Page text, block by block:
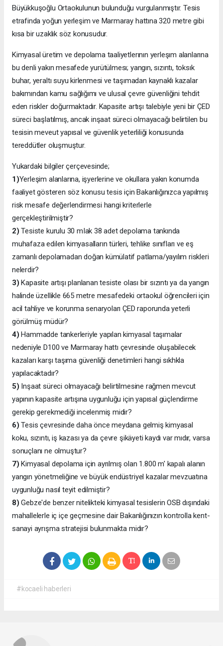
Büyükkuşoğlu Ortaokulunun bulunduğu vurgulanmıştır. Tesis
etrafinda yoğun yerleşim ve Marmaray hattına 320 metre gibi
kısa bir uzaklık söz konusudur.
Kimyasal üretim ve depolama taaliyetlerının yerleşım alanlarına
bu denli yakın mesafede yurütülmesı; yangın, sızıntı, toksık
buhar, yeraltı suyu kirlenmesi ve taşımadan kaynaklı kazalar
bakımından kamu sağlığımı ve ulusal çevre güvenliğini tehdit
eden riskler doğurmaktadır. Kapasite artışı talebiyle yeni bir ÇED
süreci başlatılmış, ancak inşaat süreci olmayacağı belirtilen bu
tesisin meveut yapısal ve güvenlik yeterliliği konusunda
tereddütler oluşmuştur.
Yukardaki bilgiler çerçevesinde;
1)Yerleşim alanlarına, işyerlerine ve okullara yakın konumda
faaliyet gösteren söz konusu tesis için Bakanlığınızca yapılmış
risk mesafe değerlendirmesi hangi kriterlerle
gerçekleştirilmiştir?
2)Tesiste kurulu 30 mIak 38 adet depolama tankında
muhafaza edilen kimyasalların türleri, tehlike sınıfları ve eş
zamanlı depolamadan doğan kümülatif patlama/yayılım riskleri
nelerdir?
3) Kapasite artışı planlanan tesiste olası bir sızıntı ya da yangın
halinde üzellikle 665 metre mesafedeki ortaokul öğrencileri için
acil tahliye ve korunma senaryoları ÇED raporunda yeterli
görülmüş müdür?
4)Hammadde tankerleriyle yapılan kimyasal taşımalar
nedeniyle D100 ve Marmaray hattı çevresinde oluşabilecek
kazaları karşı taşıma güvenliği denetimleri hangi sıkhkla
yapılacaktadır?
5) Inşaat süreci olmayacağı belirtilmesine rağmen mevcut
yapının kapasite artışına uygunluğu için yapısal güçlendirme
gerekip gerekmediği incelenmiş midir?
6) Tesis çevresinde daha önce meydana gelmiş kimyasal
koku, sızıntı, iş kazası ya da çevre şikäyeti kaydı var mıdır, varsa
sonuçlanı ne olmuştur?
7) Kimyasal depolama için ayrılmış olan 1.800 m' kapalı alanın
yangın yönetmeliğine ve büyük endüstriyel kazalar mevzuatına
uygunluğu nasıl teyit edilmiştir?
8)Gebze'de benzer nitelikteki kimyasal tesislerin OSB dışındaki
mahallelerle iç içe geçmesine dair Bakanlığınızın kontrolla kent-
sanayi ayrışma stratejisi bulunmakta midır?
#kocaeli haberleri